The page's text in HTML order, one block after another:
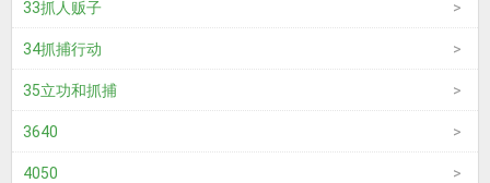
33抓人贩子
34抓捕行动
35立功和抓捕
3640
4050